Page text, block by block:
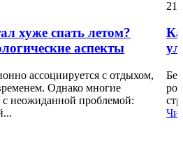
хуже спать летом?
аспекты
ассоциируется с отдыхом,
Однако многие
с неожиданной проблемой:
21